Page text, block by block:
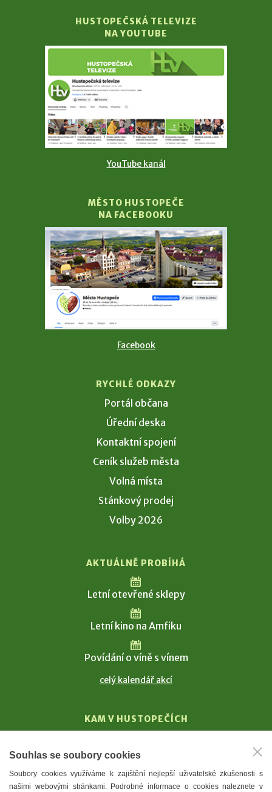
HUSTOPEČSKÁ TELEVIZE
NA YOUTUBE
YouTube kanál
MĚSTO HUSTOPEČE
NA FACEBOOKU
Facebook
RYCHLÉ ODKAZY
Portál občana
Úřední deska
Kontaktní spojení
Ceník služeb města
Volná místa
Stánkový prodej
Volby 2026
AKTUÁLNĚ PROBÍHÁ
Letní otevřené sklepy
Letní kino na Amfiku
Povídání o víně s vínem
celý kalendář akcí
KAM V HUSTOPEČÍCH
T. G. Masaryk
Mandloně
Souhlas se soubory cookies
Soubory cookies využíváme k zajištění nejlepší uživatelské zkušenosti s
našimi webovými stránkami. Podrobné informace o cookies naleznete v